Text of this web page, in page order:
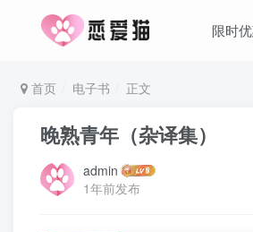
限时
首页 电子书 正文
晚熟青年（杂译集）
admin
1年前发布